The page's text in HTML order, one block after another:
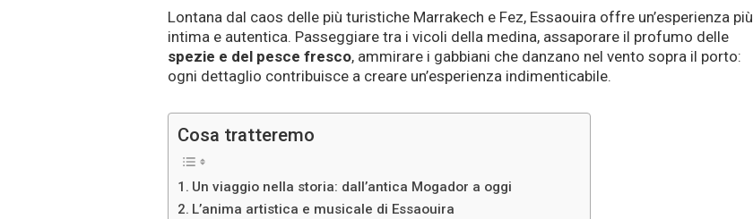
Lontana dal caos delle più turistiche Marrakech e Fez, Essaouira offre un’esperienza più
intima e autentica. Passeggiare tra i vicoli della medina, assaporare il profumo delle
spezie e del pesce fresco, ammirare i gabbiani che danzano nel vento sopra il porto:
ogni dettaglio contribuisce a creare un’esperienza indimenticabile.
Cosa tratteremo
Un viaggio nella storia: dall’antica Mogador a oggi
L’anima artistica e musicale di Essaouira